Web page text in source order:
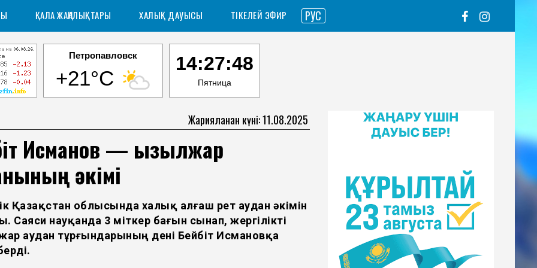
ҚАЛА ЖАҢАЛЫҚТАРЫ ХАЛЫҚ ДАУЫСЫ ТІКЕЛЕЙ ЭФИР РУС
Петропавловск
+21°C
14:27:48
Пятница
Жарияланған күні: 11.08.2025
Исманов — Қызылжар
әкімі
Қазақстан облысында халық алғаш рет аудан әкімін
Саяси науқанда 3 үміткер бағын сынап, жергілікті
аудан тұрғындарының дені Бейбіт Исмановқа